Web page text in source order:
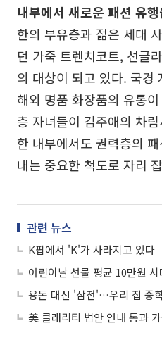
내부에서 새로운 패션 유
한의 부유층과 젊은 세대
던 가죽 트렌치코트, 선글
의 대상이 되고 있다. 국경
해외 명품 화장품의 유통
층 자녀들이 김주애의 차
한 내부에서도 권력층의
내는 중요한 척도로 자리
관련 뉴스
K팝에서 'K'가 사라지고 있다